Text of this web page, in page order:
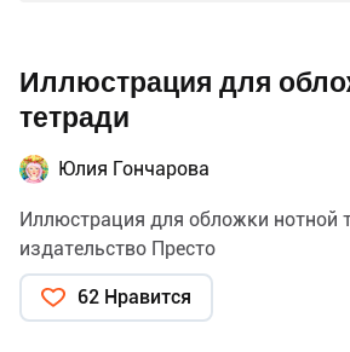
Иллюстрация для
тетради
Юлия Гончарова
Иллюстрация для обложки нотной
издательство Престо
62 Нравится